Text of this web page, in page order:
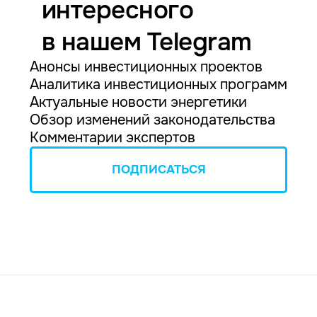
интересного
в нашем Telegram
Анонсы инвестиционных проектов
Аналитика инвестиционных программ
Актуальные новости энергетики
Обзор изменений законодательства
Комментарии экспертов
ПОДПИСАТЬСЯ